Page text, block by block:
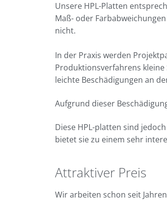
Unsere HPL-Platten
Maß- oder
nicht.
In der Praxis werden
Produktionsverfahrens
leichte Beschädigungen an
Aufgrund dieser
Diese HPL-platten sind
bietet sie zu einem sehr
Attraktiver Preis
Wir arbeiten schon seit